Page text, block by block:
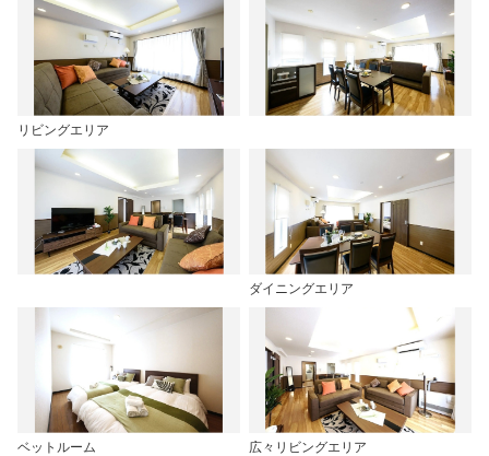
リビングエリア
ダイニングエリア
ベットルーム 広々リビングエリア